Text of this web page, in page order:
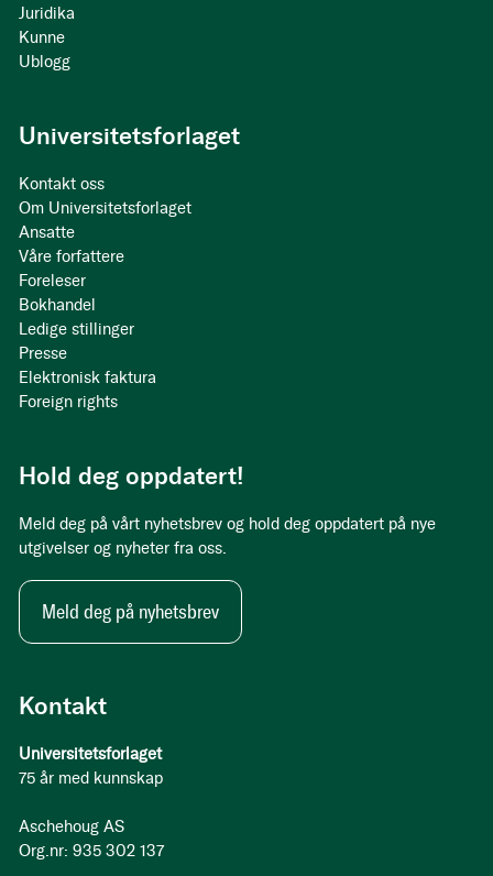
Kontakt
Universitetsforlaget
75 år med kunnskap
Aschehoug AS
Org.nr: 935 302 137
Juridika
Kunne
Ublogg
Universitetsforlaget
Kontakt oss
Om Universitetsforlaget
Ansatte
Våre forfattere
Foreleser
Bokhandel
Ledige stillinger
Presse
Elektronisk faktura
Foreign rights
Hold deg oppdatert!
Meld deg på vårt nyhetsbrev og hold deg oppdatert på nye
utgivelser og nyheter fra oss.
Meld deg på nyhetsbrev